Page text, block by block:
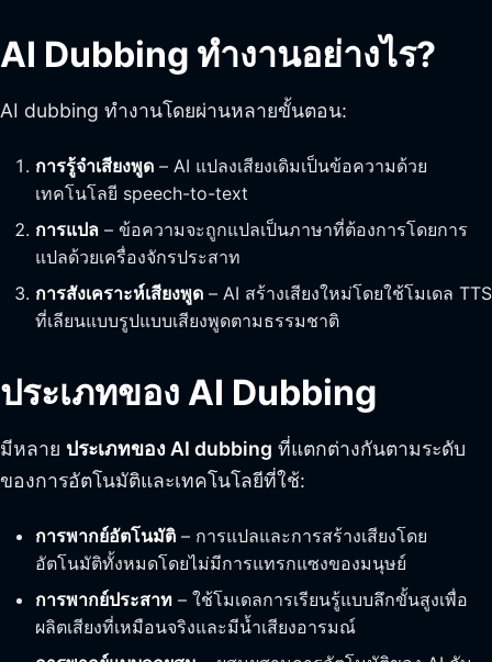
AI Dubbing ทำงานอย่างไร?
AI dubbing ทำงานโดยผ่านหลายขั้นตอน:
การรู้จำเสียงพูด – AI แปลงเสียงเดิมเป็นข้อความด้วย
เทคโนโลยี speech-to-text
การแปล – ข้อความจะถูกแปลเป็นภาษาที่ต้องการโดยการ
แปลด้วยเครื่องจักรประสาท
การสังเคราะห์เสียงพูด – AI สร้างเสียงใหม่โดยใช้โมเดล TTS
ที่เลียนแบบรูปแบบเสียงพูดตามธรรมชาติ
ประเภทของ AI Dubbing
มีหลาย ประเภทของ AI dubbing ที่แตกต่างกันตามระดับ
ของการอัตโนมัติและเทคโนโลยีที่ใช้:
การพากย์อัตโนมัติ – การแปลและการสร้างเสียงโดย
อัตโนมัติทั้งหมดโดยไม่มีการแทรกแซงของมนุษย์
การพากย์ประสาท – ใช้โมเดลการเรียนรู้แบบลึกขั้นสูงเพื่อ
ผลิตเสียงที่เหมือนจริงและมีน้ำเสียงอารมณ์